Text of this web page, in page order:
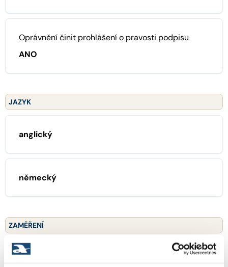
Oprávnění činit prohlášení o pravosti podpisu
ANO
JAZYK
anglický
německý
ZAMĚŘENÍ
02 občanské právo